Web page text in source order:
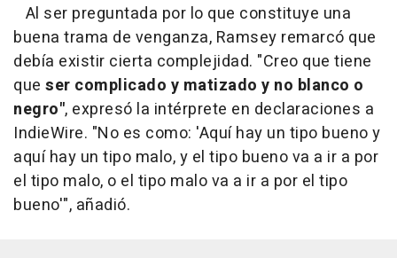
Al ser preguntada por lo que constituye una
buena trama de venganza, Ramsey remarcó que
debía existir cierta complejidad. "Creo que tiene
que ser complicado y matizado y no blanco o
negro", expresó la intérprete en declaraciones a
IndieWire. "No es como: 'Aquí hay un tipo bueno y
aquí hay un tipo malo, y el tipo bueno va a ir a por
el tipo malo, o el tipo malo va a ir a por el tipo
bueno'", añadió.